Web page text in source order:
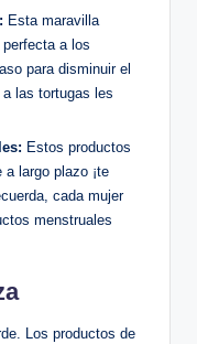
Esta maravilla
a los
para disminuir el
las tortugas les
Estos productos
largo plazo ¡te
cada mujer
menstruales
Los productos de